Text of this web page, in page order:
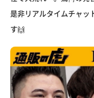
是非リアルタイムチャッ
す🙌